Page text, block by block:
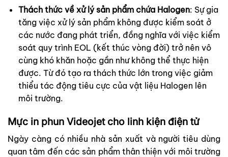
Thách thức về xử lý sản phẩm chứa Halogen: Sự gia
tăng việc xử lý sản phẩm không được kiểm soát ở
các nước đang phát triển, đồng nghĩa với việc kiểm
soát quy trình EOL (kết thúc vòng đời) trở nên vô
cùng khó khăn hoặc gần như không thể thực hiện
được. Từ đó tạo ra thách thức lớn trong việc giảm
thiểu tác động tiêu cực của vật liệu Halogen lên
môi trường.
Mực in phun Videojet cho linh kiện điện tử
Ngày càng có nhiều nhà sản xuất và người tiêu dùng
quan tâm đến các sản phẩm thân thiện với môi trường